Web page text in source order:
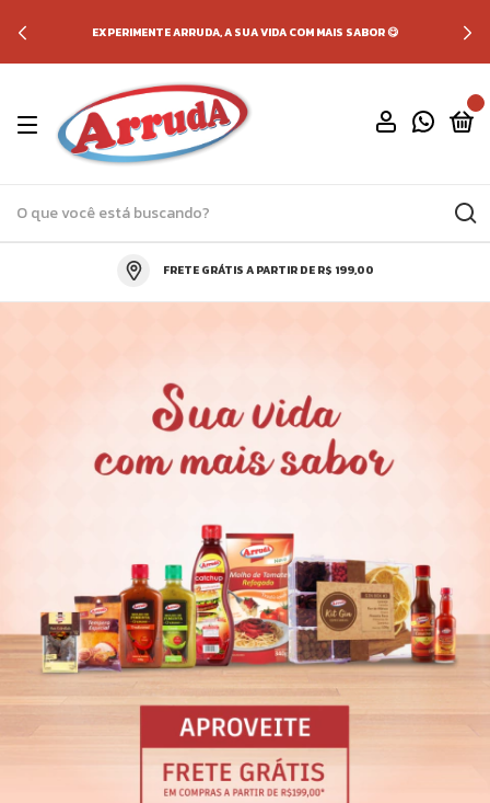
EXPERIMENTE ARRUDA, A SUA VIDA COM MAIS SABOR 😋
FRETE GRÁTIS A PARTIR DE R$ 199,00